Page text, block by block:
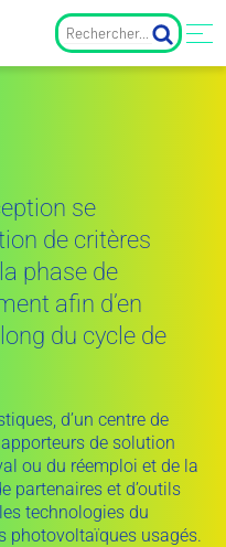
se
de critères
phase de
afin d’en
du cycle de
d’un centre de
de solution
ou du réemploi et de la
partenaires et d’outils
technologies du
photovoltaïques usagés.